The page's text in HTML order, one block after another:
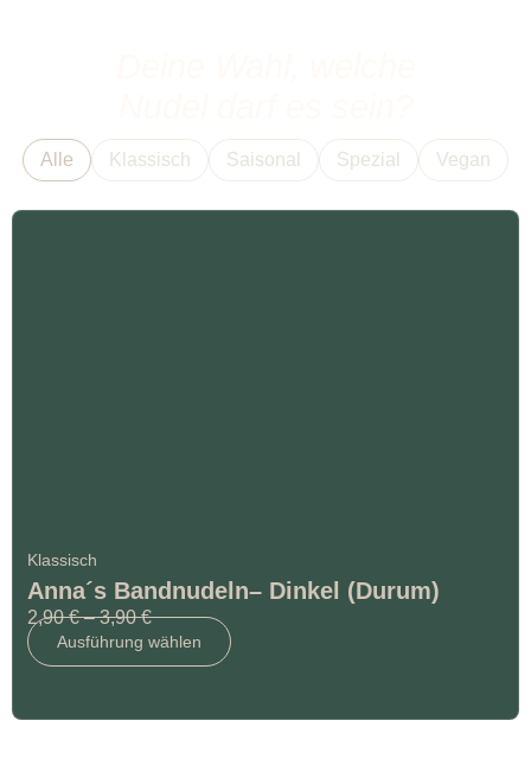
Klassisch Saisonal Spezial Vegan
Alle
Klassisch
Anna´s Bandnudeln– Dinkel (Durum)
2,90€ –3,90€
Ausführung wählen